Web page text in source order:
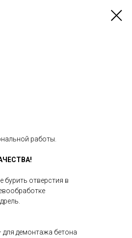
работы.
бурить отверстия в
для демонтажа бетона